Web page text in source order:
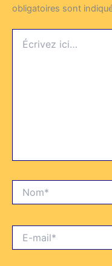
obligatoires sont
ici…
mail*